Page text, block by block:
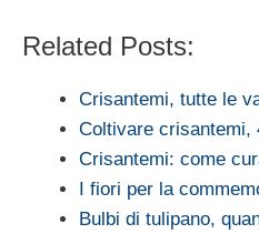
Related Posts:
Crisantemi, tutte le
Coltivare crisantemi,
Crisantemi: come
I fiori per la
Bulbi di tulipano,